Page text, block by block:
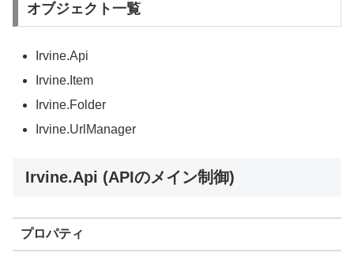
オブジェクト一覧
Irvine.Api
Irvine.Item
Irvine.Folder
Irvine.UrlManager
Irvine.Api (APIのメイン制御)
プロパティ